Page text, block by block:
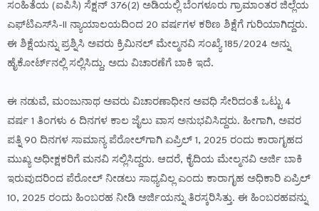
ಸಂಹಿತೆಯ (ಐಪಿಸಿ) ಸೆಕ್ಷನ್ 376(2) ಅಡಿಯಲ್ಲಿ ಬೆಂಗಳೂರು ಗ್ರಾಮಾಂತರ ಜಿಲ್ಲೆಯ
ಎಫ್‌ಟಿಎಸ್‌ಸಿ-II ನ್ಯಾಯಾಲಯದಿಂದ 20 ವರ್ಷಗಳ ಕಠಿಣ ಶಿಕ್ಷೆಗೆ ಗುರಿಯಾಗಿದ್ದರು.
ಈ ಶಿಕ್ಷೆಯನ್ನು ಪ್ರಶ್ನಿಸಿ ಅವರು ಕ್ರಿಮಿನಲ್ ಮೇಲ್ಮನವಿ ಸಂಖ್ಯೆ 185/2024 ಅನ್ನು
ಹೈಕೋರ್ಟ್‌ನಲ್ಲಿ ಸಲ್ಲಿಸಿದ್ದು, ಅದು ವಿಚಾರಣೆಗೆ ಬಾಕಿ ಇದೆ.
ಈ ನಡುವೆ, ಮಂಜುನಾಥ ಅವರು ವಿಚಾರಣಾಧೀನ ಅವಧಿ ಸೇರಿದಂತೆ ಒಟ್ಟು 4
ವರ್ಷ 1 ತಿಂಗಳು 6 ದಿನಗಳ ಕಾಲ ಜೈಲು ವಾಸ ಅನುಭವಿಸಿದ್ದರು. ಹೀಗಾಗಿ, ಅವರ
ಪತ್ನಿ 90 ದಿನಗಳ ಸಾಮಾನ್ಯ ಪೆರೋಲ್‌ಗಾಗಿ ಏಪ್ರಿಲ್ 1, 2025 ರಂದು ಕಾರಾಗೃಹದ
ಮುಖ್ಯ ಅಧೀಕ್ಷಕರಿಗೆ ಮನವಿ ಸಲ್ಲಿಸಿದ್ದರು. ಆದರೆ, ಕೈದಿಯ ಮೇಲ್ಮನವಿ ಅರ್ಜಿ ಬಾಕಿ
ಇರುವುದರಿಂದ ಪೆರೋಲ್ ನೀಡಲು ಸಾಧ್ಯವಿಲ್ಲ ಎಂದು ಕಾರಾಗೃಹ ಅಧಿಕಾರಿ ಏಪ್ರಿಲ್
10, 2025 ರಂದು ಹಿಂಬರಹ ನೀಡಿ ಅರ್ಜಿಯನ್ನು ತಿರಸ್ಕರಿಸಿತ್ತು. ಈ ಹಿಂಬರಹವನ್ನು